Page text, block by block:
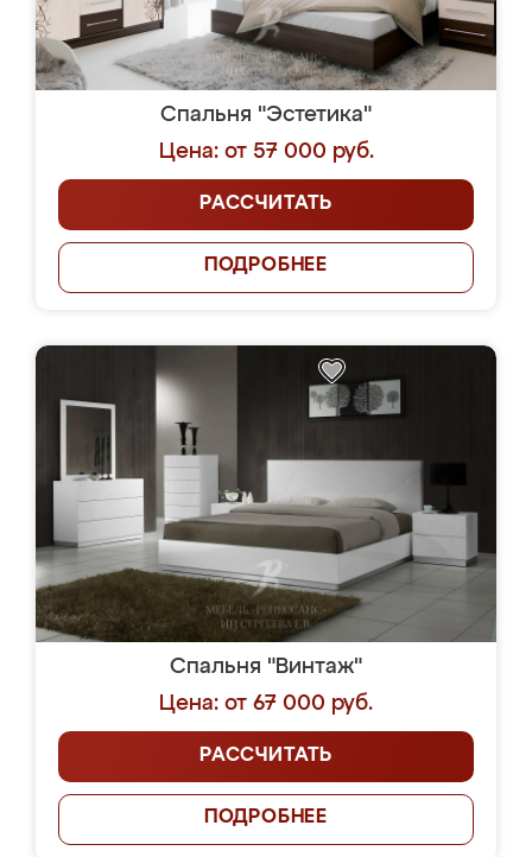
Спальня "Эстетика"
Цена: от 57 000 руб.
РАССЧИТАТЬ
ПОДРОБНЕЕ
Спальня "Винтаж"
Цена: от 67 000 руб.
РАССЧИТАТЬ
ПОДРОБНЕЕ